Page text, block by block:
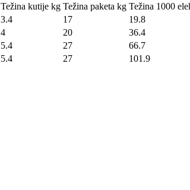
Težina kutije kg Težina paketa kg Težina 1000
3.4 17
19.8
4 20
36.4
5.4 27
66.7
5.4 27 101.9